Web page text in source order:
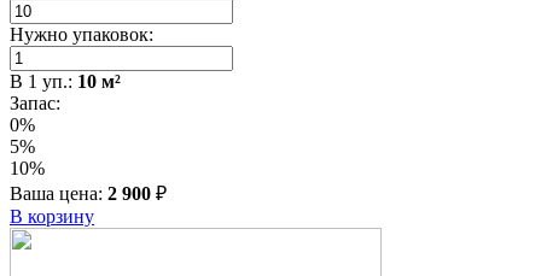
Нужно упаковок:
В 1 уп.: 10 м²
Запас:
0%
5%
10%
Ваша цена: 2 900 ₽
В корзину